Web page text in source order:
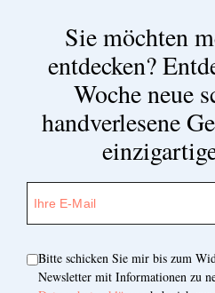
Sie möchten
entdecken?
Woche neue
handverlesene
Bitte schicken Sie mir bis zum
Newsletter mit Informationen zu